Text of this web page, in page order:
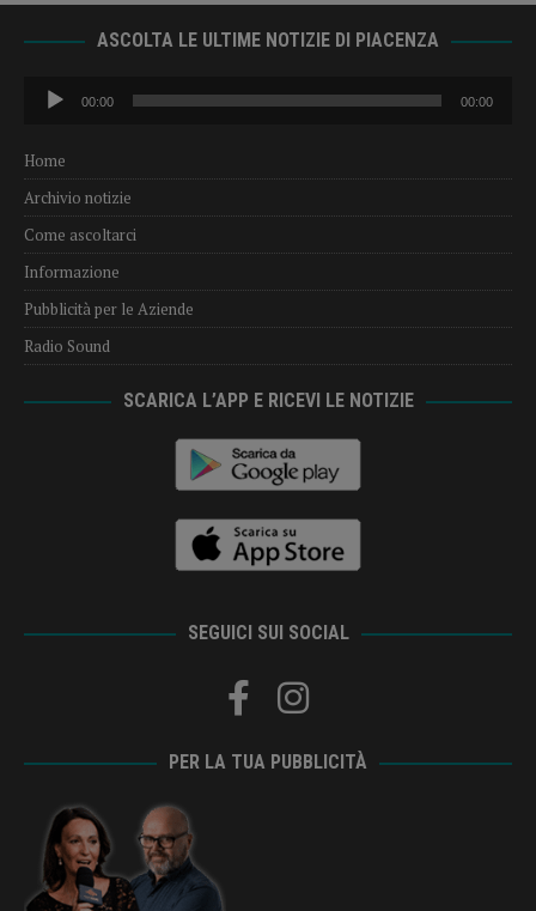
ASCOLTA LE ULTIME NOTIZIE DI PIACENZA
Audio
Player
00:00 00:00
Home
Archivio notizie
Come ascoltarci
Informazione
Pubblicità per le Aziende
Radio Sound
SCARICA L’APP E RICEVI LE NOTIZIE
SEGUICI SUI SOCIAL
PER LA TUA PUBBLICITÀ